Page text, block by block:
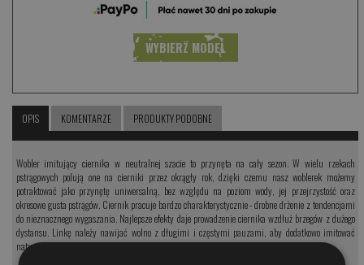
WYBIERZ MODEL
OPIS KOMENTARZE PRODUKTY PODOBNE
Wobler imitujący ciernika w neutralnej szacie to przynęta na cały sezon. W wielu rzekach
pstrągowych polują one na cierniki przez okrągły rok, dzięki czemu nasz woblerek możemy
potraktować jako przynętę uniwersalną, bez względu na poziom wody, jej przejrzystość oraz
okresowe gusta pstrągów. Ciernik pracuje bardzo charakterystycznie - drobne drżenie z tendencjami
do nieznacznego wygaszania. Najlepsze efekty daje prowadzenie ciernika wzdłuż brzegów z dużego
dystansu. Linkę należy nawijać wolno z długimi i częstymi pauzami, aby dodatkowo imitować
naturalny pokarm przez charakterystyczny ruch przynęty.